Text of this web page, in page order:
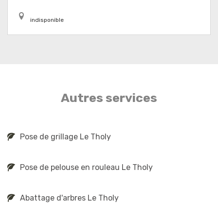
indisponible
Autres services
Pose de grillage Le Tholy
Pose de pelouse en rouleau Le Tholy
Abattage d'arbres Le Tholy